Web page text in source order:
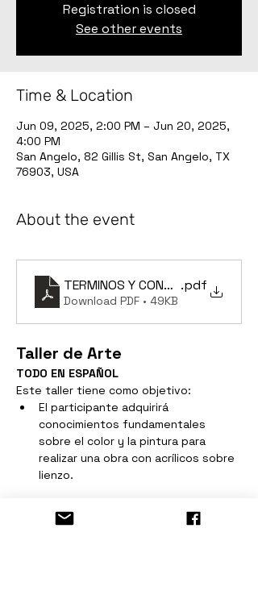
Registration is closed
See other events
Time & Location
Jun 09, 2025, 2:00 PM – Jun 20, 2025,
4:00 PM
San Angelo, 82 Gillis St, San Angelo, TX
76903, USA
About the event
TERMINOS Y CONDICIONES Taller
.pdf
Download PDF • 49KB
Taller de Arte
TODO EN ESPAÑOL
Este taller tiene como objetivo:
El participante adquirirá
conocimientos fundamentales
sobre el color y la pintura para
realizar una obra con acrílicos sobre
lienzo.
Show More